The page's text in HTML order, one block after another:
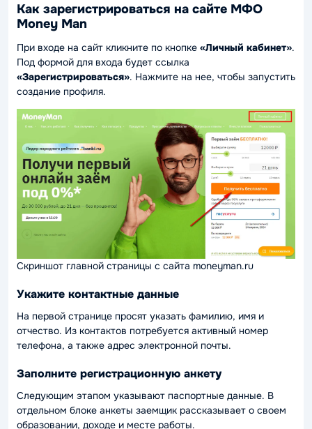
Как зарегистрироваться на сайте МФО
Money Man
При входе на сайт кликните по кнопке «Личный кабинет».
Под формой для входа будет ссылка
«Зарегистрироваться». Нажмите на нее, чтобы запустить
создание профиля.
Скриншот главной страницы с сайта moneyman.ru
Укажите контактные данные
На первой странице просят указать фамилию, имя и
отчество. Из контактов потребуется активный номер
телефона, а также адрес электронной почты.
Заполните регистрационную анкету
Следующим этапом указывают паспортные данные. В
отдельном блоке анкеты заемщик рассказывает о своем
образовании, доходе и месте работы.